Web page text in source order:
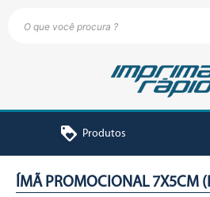
loyalty Produtos
ÍMÃ PROMOCIONAL 7X5CM